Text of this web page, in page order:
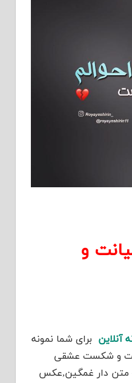
و
آنلاین برای شما نمونه
و شکست عشقی
متن دار غمگین,عکس